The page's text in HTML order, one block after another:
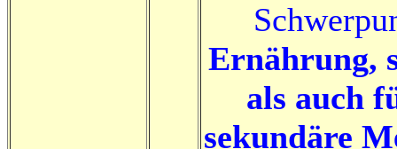
Ernährung,
als auch
sekundäre